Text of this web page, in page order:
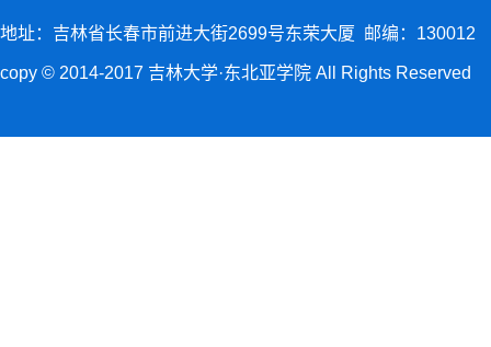
地址：吉林省长春市前进大街2699号东荣大厦 邮编：130012
copy © 2014-2017 吉林大学·东北亚学院 All Rights Reserved